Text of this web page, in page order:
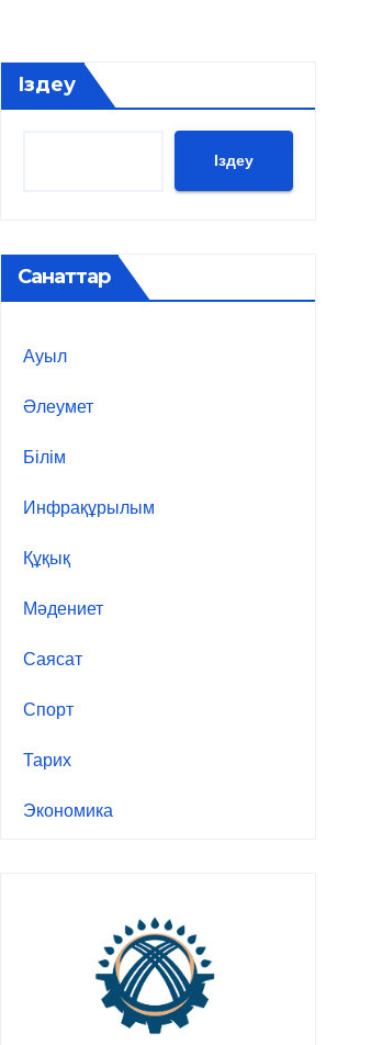
Іздеу
Іздеу
Санаттар
Ауыл
Әлеумет
Білім
Инфрақұрылым
Құқық
Мәдениет
Саясат
Спорт
Тарих
Экономика